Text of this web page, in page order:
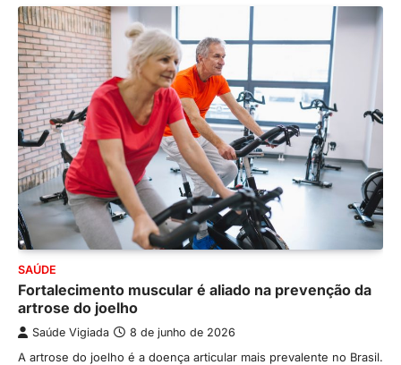
SAÚDE
Fortalecimento muscular é aliado na prevenção da
artrose do joelho
Saúde Vigiada 8 de junho de 2026
A artrose do joelho é a doença articular mais prevalente no Brasil.